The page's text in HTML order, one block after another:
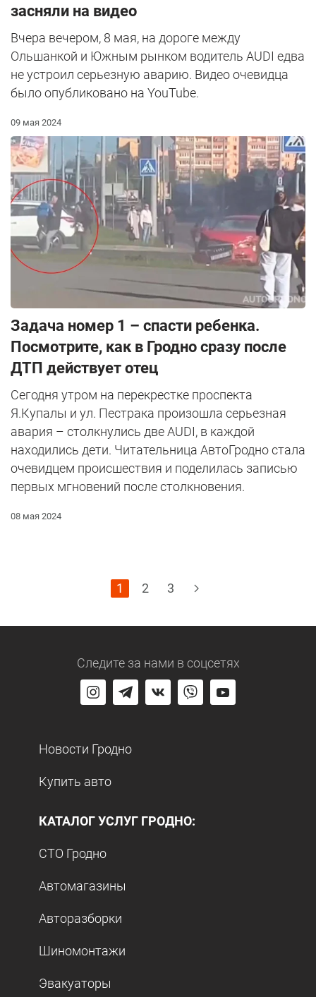
засняли на видео
Вчера вечером, 8 мая, на дороге между
Ольшанкой и Южным рынком водитель AUDI едва
не устроил серьезную аварию. Видео очевидца
было опубликовано на YouTube.
09 мая 2024
Задача номер 1 – спасти ребенка.
Посмотрите, как в Гродно сразу после
ДТП действует отец
Сегодня утром на перекрестке проспекта
Я.Купалы и ул. Пестрака произошла серьезная
авария – столкнулись две AUDI, в каждой
находились дети. Читательница АвтоГродно стала
очевидцем происшествия и поделилась записью
первых мгновений после столкновения.
08 мая 2024
1 2 3
Следите за нами в соцсетях
Новости Гродно
Купить авто
КАТАЛОГ УСЛУГ ГРОДНО:
СТО Гродно
Автомагазины
Авторазборки
Шиномонтажи
Эвакуаторы